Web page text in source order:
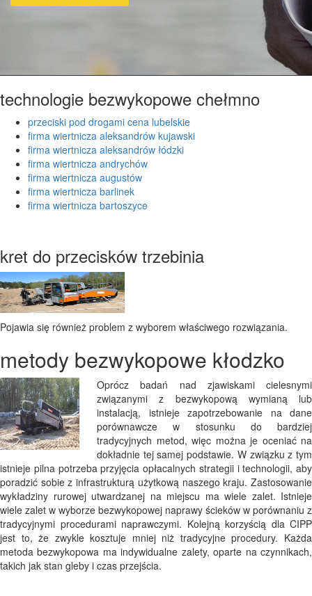
technologie bezwykopowe chełmno
przeciski pod drogami cena lubelskie
firma wiertnicza aleksandrów kujawski
firma wiertnicza aleksandrów łódzki
firma wiertnicza andrychów
firma wiertnicza augustów
firma wiertnicza barlinek
firma wiertnicza bartoszyce
kret do przecisków trzebinia
Pojawia się również problem z wyborem właściwego rozwiązania.
metody bezwykopowe kłodzko
Oprócz badań nad zjawiskami cielesnymi
związanymi z bezwykopową wymianą lub
instalacją, istnieje zapotrzebowanie na dane
porównawcze w stosunku do bardziej
tradycyjnych metod, więc można je oceniać na
dokładnie tej samej podstawie. W związku z tym
istnieje pilna potrzeba przyjęcia opłacalnych strategii i technologii, aby
poradzić sobie z infrastrukturą użytkową naszego kraju. Zastosowanie
wykładziny rurowej utwardzanej na miejscu ma wiele zalet. Istnieje
wiele zalet w wyborze bezwykopowej naprawy ścieków w porównaniu z
tradycyjnymi procedurami naprawczymi. Kolejną korzyścią dla CIPP
jest to, że zwykle kosztuje mniej niż tradycyjne procedury. Każda
metoda bezwykopowa ma indywidualne zalety, oparte na czynnikach,
takich jak stan gleby i czas przejścia.